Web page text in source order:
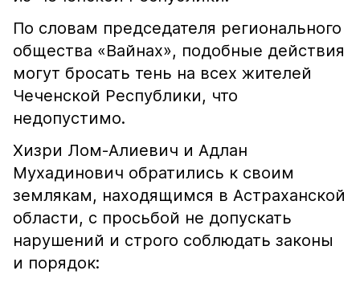
По словам председателя регионального
общества «Вайнах», подобные действия
могут бросать тень на всех жителей
Чеченской Республики, что
недопустимо.
Хизри Лом-Алиевич и Адлан
Мухадинович обратились к своим
землякам, находящимся в Астраханской
области, с просьбой не допускать
нарушений и строго соблюдать законы
и порядок: